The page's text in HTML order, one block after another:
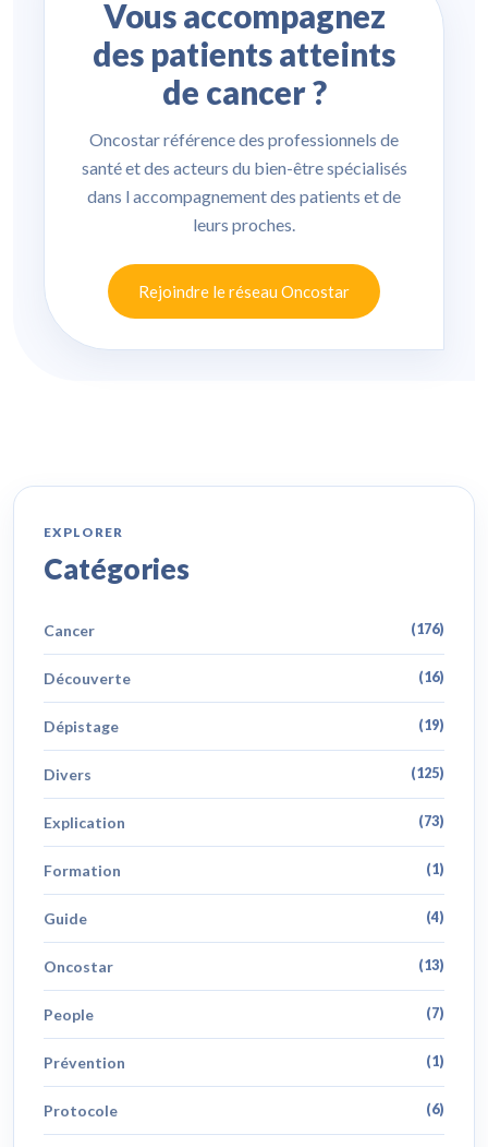
Vous accompagnez
des patients atteints
de cancer ?
Oncostar référence des professionnels de
santé et des acteurs du bien-être spécialisés
dans l accompagnement des patients et de
leurs proches.
Rejoindre le réseau Oncostar
EXPLORER
Catégories
Cancer (176)
Découverte (16)
Dépistage (19)
Divers (125)
Explication (73)
Formation (1)
Guide (4)
Oncostar (13)
People (7)
Prévention (1)
Protocole (6)